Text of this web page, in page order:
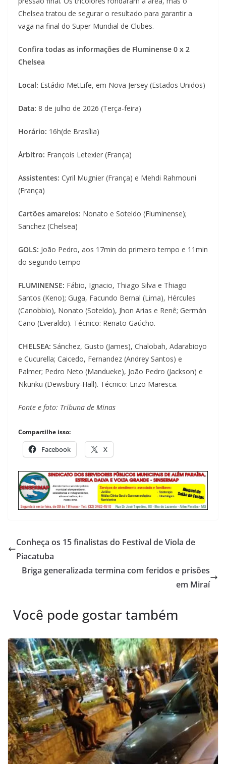
Chelsea tratou de segurar o resultado para garantir a
vaga na final do Super Mundial de Clubes.
Confira todas as informações de Fluminense 0 x 2
Chelsea
Local: Estádio MetLife, em Nova Jersey (Estados Unidos)
Data: 8 de julho de 2026 (Terça-feira)
Horário: 16h(de Brasília)
Árbitro: François Letexier (França)
Assistentes: Cyril Mugnier (França) e Mehdi Rahmouni
(França)
Cartões amarelos: Nonato e Soteldo (Fluminense);
Sanchez (Chelsea)
GOLS: João Pedro, aos 17min do primeiro tempo e 11min
do segundo tempo
FLUMINENSE: Fábio, Ignacio, Thiago Silva e Thiago
Santos (Keno); Guga, Facundo Bernal (Lima), Hércules
(Canobbio), Nonato (Soteldo), Jhon Arias e Renê; Germán
Cano (Everaldo). Técnico: Renato Gaúcho.
CHELSEA: Sánchez, Gusto (James), Chalobah, Adarabioyo
e Cucurella; Caicedo, Fernandez (Andrey Santos) e
Palmer; Pedro Neto (Mandueke), João Pedro (Jackson) e
Nkunku (Dewsbury-Hall). Técnico: Enzo Maresca.
Fonte e foto: Tribuna de Minas
Compartilhe isso:
Facebook X
Conheça os 15 finalistas do Festival de Viola de
Piacatuba
Briga generalizada termina com feridos e prisões
em Miraí
Você pode gostar também